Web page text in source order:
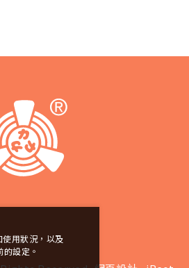
用狀況，以及
設定。